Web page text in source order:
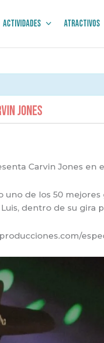
Actividades Atractivos
Jones
Carvin Jones en
uno de los 50
dentro de su gira